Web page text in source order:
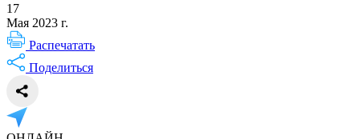
17
Мая 2023 г.
Распечатать
Поделиться